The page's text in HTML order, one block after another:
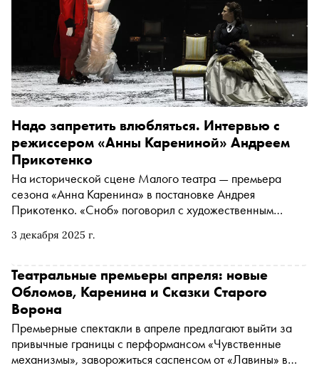
3 декабря 2025 г.
Надо запретить влюбляться. Интервью с
режиссером «Анны Карениной» Андреем
Прикотенко
На исторической сцене Малого театра — премьера
сезона «Анна Каренина» в постановке Андрея
Прикотенко. «Сноб» поговорил с художественным
факел» о превратностях любви и русского идеализма,
Театральные премьеры апреля: новые
Обломов, Каренина и Сказки Старого
Ворона
Премьерные спектакли в апреле предлагают выйти за
привычные границы с перформансом «Чувственные
механизмы», заворожиться саспенсом от «Лавины» в